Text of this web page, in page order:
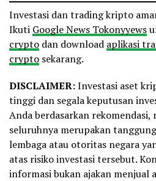
Investasi dan trading kripto
Ikuti Google News Tokonyyews
crypto dan download aplikasi
crypto sekarang.
DISCLAIMER:Investasi aset
tinggi dan segala keputusan
Anda berdasarkan
seluruhnya merupakan
lembaga atau otoritas negara
atas risiko investasi tersebut.
informasi bukan ajakan menjual